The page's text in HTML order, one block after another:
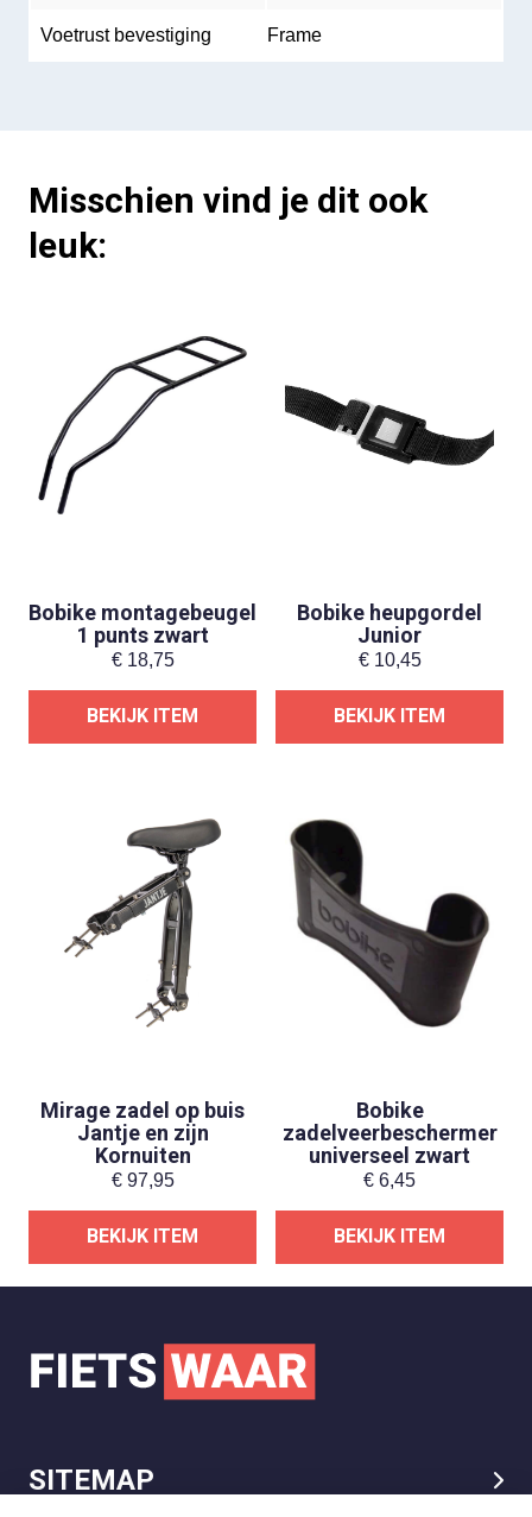
Voetrust bevestiging Frame
Misschien vind je dit ook
leuk:
Bobike montagebeugel
1 punts zwart
€18,75
BEKIJK ITEM
Bobike heupgordel
Junior
€10,45
BEKIJK ITEM
Mirage zadel op buis
Jantje en zijn
Kornuiten
€97,95
BEKIJK ITEM
Bobike
zadelveerbeschermer
universeel zwart
€ 6,45
BEKIJK ITEM
SITEMAP